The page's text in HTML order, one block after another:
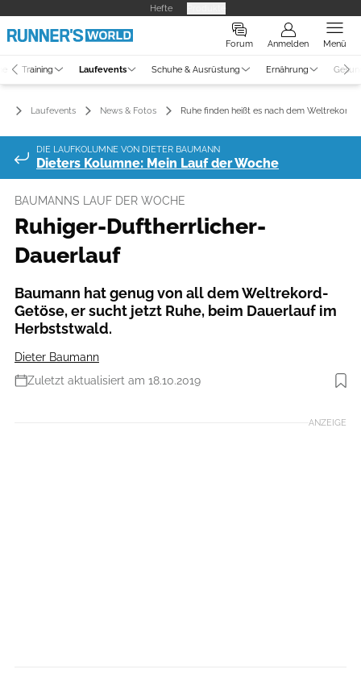
Hefte
Forum Anmelden Menü
Training Laufevents Schuhe & Ausrüstung Ernährung
Laufevents News & Fotos Ruhe finden heißt es nach dem Weltrekord-
DIE LAUFKOLUMNE VON DIETER BAUMANN
Dieters Kolumne: Mein Lauf der Woche
BAUMANNS LAUF DER WOCHE
Ruhiger-Duftherrlicher-
Dauerlauf
Baumann hat genug von all dem Weltrekord-
Getöse, er sucht jetzt Ruhe, beim Dauerlauf im
Herbststwald.
Dieter Baumann
Zuletzt aktualisiert am 18.10.2019
ANZEIGE